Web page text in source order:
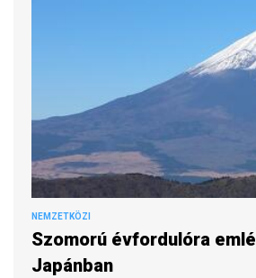
NEMZETKÖZI
Szomorú évfordulóra
Japánban